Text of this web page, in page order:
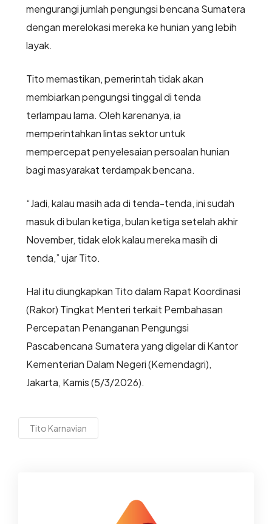
mengurangi jumlah pengungsi bencana Sumatera
dengan merelokasi mereka ke hunian yang lebih
layak.
Tito memastikan, pemerintah tidak akan
membiarkan pengungsi tinggal di tenda
terlampau lama. Oleh karenanya, ia
memperintahkan lintas sektor untuk
mempercepat penyelesaian persoalan hunian
bagi masyarakat terdampak bencana.
“Jadi, kalau masih ada di tenda-tenda, ini sudah
masuk di bulan ketiga, bulan ketiga setelah akhir
November, tidak elok kalau mereka masih di
tenda,” ujar Tito.
Hal itu diungkapkan Tito dalam Rapat Koordinasi
(Rakor) Tingkat Menteri terkait Pembahasan
Percepatan Penanganan Pengungsi
Pascabencana Sumatera yang digelar di Kantor
Kementerian Dalam Negeri (Kemendagri),
Jakarta, Kamis (5/3/2026).
Tito Karnavian